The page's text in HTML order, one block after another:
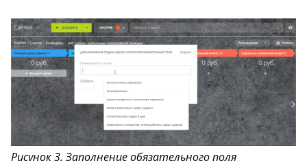
Рисунок 3. Заполнение обязательного поля